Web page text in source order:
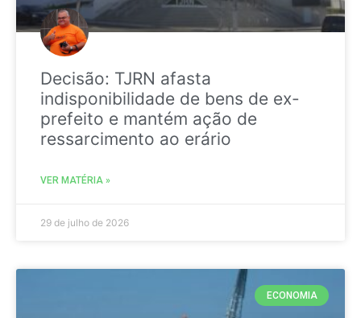
Decisão: TJRN afasta
indisponibilidade de bens de ex-
prefeito e mantém ação de
ressarcimento ao erário
VER MATÉRIA »
29 de julho de 2026
ECONOMIA